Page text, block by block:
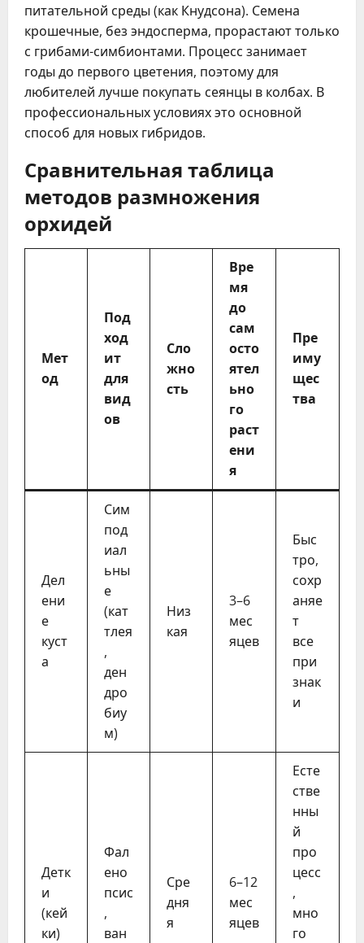
питательной среды (как Кнудсона). Семена
крошечные, без эндосперма, прорастают только
с грибами-симбионтами. Процесс занимает
годы до первого цветения, поэтому для
любителей лучше покупать сеянцы в колбах. В
профессиональных условиях это основной
способ для новых гибридов.
Сравнительная таблица
методов размножения
орхидей
Мет
од
Под
ход
ит
для
вид
ов
Сло
жно
сть
Вре
мя
до
сам
осто
ятел
ьно
го
раст
ени
я
Пре
иму
щес
тва
Дел
ени
е
куст
а
Сим
под
иал
ьны
е
(кат
тлея
,
ден
дро
биу
м)
Низ
кая
3–6
мес
яцев
Быс
тро,
сохр
аняе
т
все
при
знак
и
Детк
и
(кей
ки)
Фал
ено
псис
,
ван
Сре
дня
я
6–12
мес
яцев
Есте
стве
нны
й
про
цесс
,
мно
го